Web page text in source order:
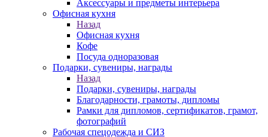
Аксессуары и предметы интерьера
Офисная кухня
Назад
Офисная кухня
Кофе
Посуда одноразовая
Подарки, сувениры, награды
Назад
Подарки, сувениры, награды
Благодарности, грамоты, дипломы
Рамки для дипломов, сертификатов, грамот,
фотографий
Рабочая спецодежда и СИЗ